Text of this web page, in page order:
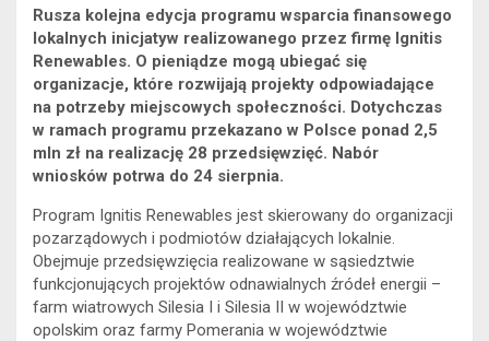
Rusza kolejna edycja programu wsparcia finansowego
lokalnych inicjatyw realizowanego przez firmę Ignitis
Renewables. O pieniądze mogą ubiegać się
organizacje, które rozwijają projekty odpowiadające
na potrzeby miejscowych społeczności. Dotychczas
w ramach programu przekazano w Polsce ponad 2,5
mln zł na realizację 28 przedsięwzięć. Nabór
wniosków potrwa do 24 sierpnia.
Program Ignitis Renewables jest skierowany do organizacji
pozarządowych i podmiotów działających lokalnie.
Obejmuje przedsięwzięcia realizowane w sąsiedztwie
funkcjonujących projektów odnawialnych źródeł energii –
farm wiatrowych Silesia I i Silesia II w województwie
opolskim oraz farmy Pomerania w województwie